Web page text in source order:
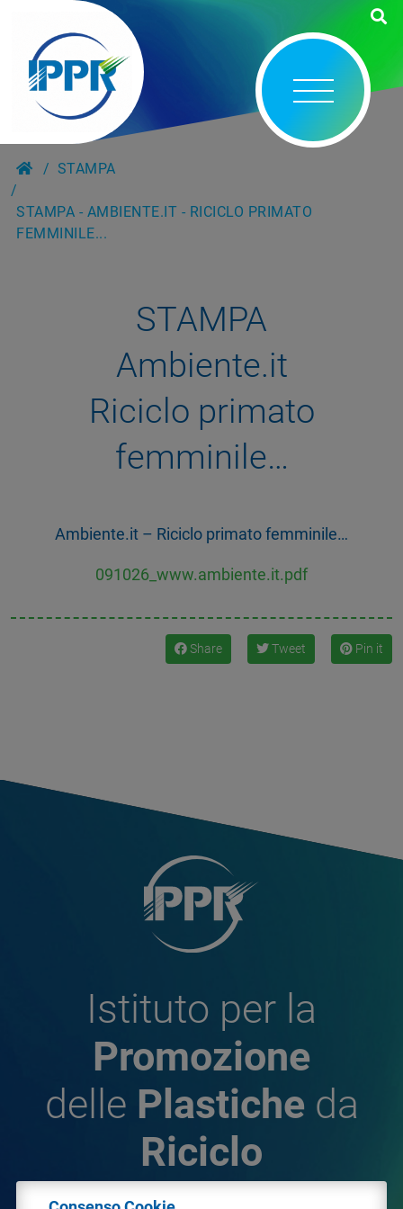
STAMPA
STAMPA - AMBIENTE.IT - RICICLO PRIMATO
FEMMINILE...
STAMPA
Ambiente.it
Riciclo primato
femminile…
Ambiente.it – Riciclo primato femminile…
091026_www.ambiente.it.pdf
Share Tweet Pin it
Istituto per la
Promozione
delle Plastiche da
Riciclo